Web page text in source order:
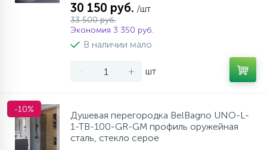
30 150 руб. /шт
33 500 руб.
Экономия 3 350 руб.
В наличии мало
- + шт
-10%
Душевая перегородка BelBagno UNO-L-
1-TB-100-GR-GM профиль оружейная
сталь, стекло серое